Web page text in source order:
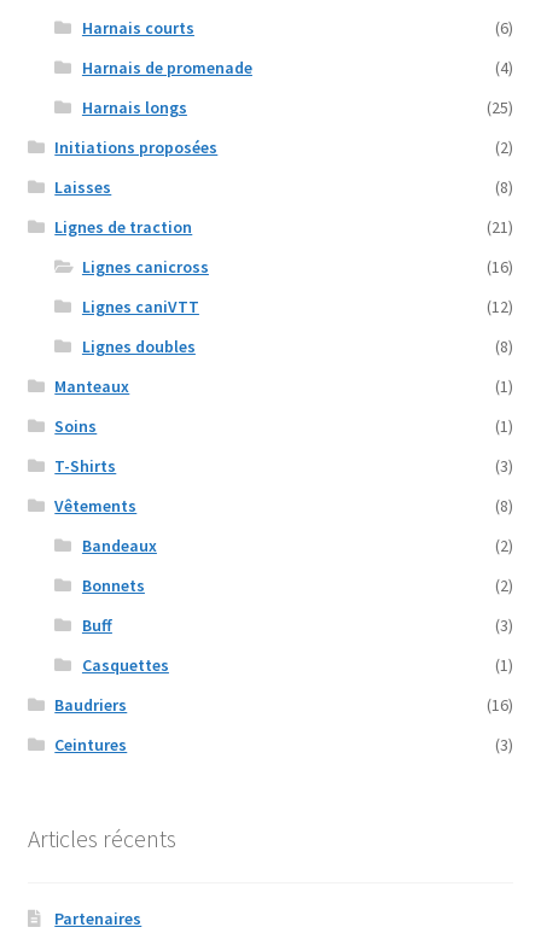
Harnais courts
(6)
Harnais de promenade
(4)
Harnais longs
(25)
Initiations proposées
(2)
Laisses
(8)
Lignes de traction
(21)
Lignes canicross
(16)
Lignes caniVTT
(12)
Lignes doubles
(8)
Manteaux
(1)
Soins
(1)
T-Shirts
(3)
Vêtements
(8)
Bandeaux
(2)
Bonnets
(2)
Buff
(3)
Casquettes
(1)
Baudriers
(16)
Ceintures
(3)
Articles récents
Partenaires